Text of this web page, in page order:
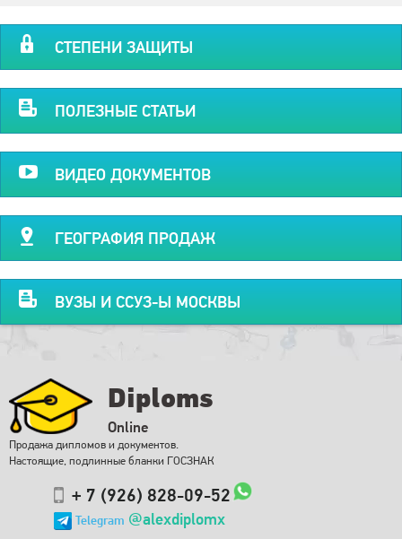
СТЕПЕНИ ЗАЩИТЫ
ПОЛЕЗНЫЕ СТАТЬИ
ВИДЕО ДОКУМЕНТОВ
ГЕОГРАФИЯ ПРОДАЖ
ВУЗЫ И ССУЗ-Ы МОСКВЫ
Diploms
Online
Продажа дипломов и документов.
Настоящие, подлинные бланки ГОСЗНАК
+ 7 (926) 828-09-52
Telegram @alexdiplomx